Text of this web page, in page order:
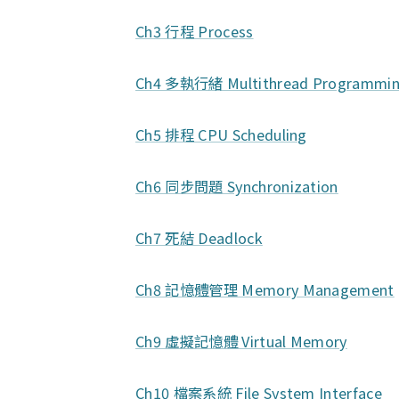
Ch3 行程 Process
Ch4 多執行緒 Multithread
Ch5 排程 CPU Scheduling
Ch6 同步問題 Synchronization
Ch7 死結 Deadlock
Ch8 記憶體管理 Memory Management
Ch9 虛擬記憶體 Virtual Memory
Ch10 檔案系統 File System Interface